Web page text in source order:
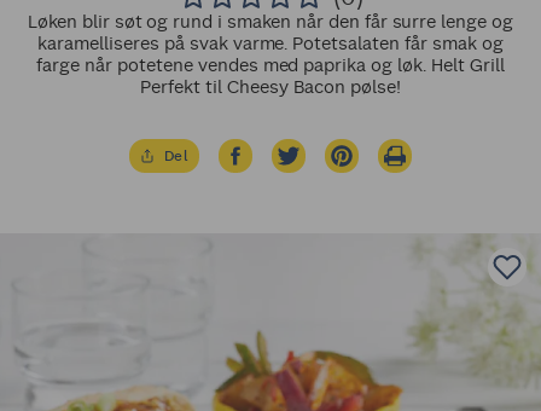
Løken blir søt og rund i smaken når den får surre lenge og
karamelliseres på svak varme. Potetsalaten får smak og
farge når potetene vendes med paprika og løk. Helt Grill
Perfekt til Cheesy Bacon pølse!
Del